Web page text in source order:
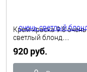
Крем-краска 9.8 очень
светлый блонд
COLORED TINTA 100 мл
Shot
920 руб.